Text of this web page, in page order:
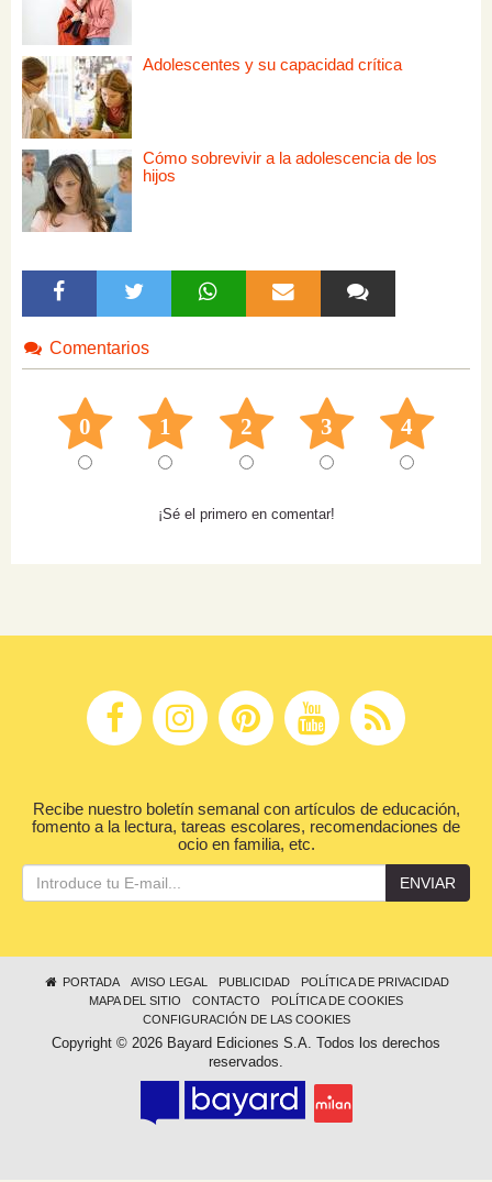
Adolescentes y su capacidad crítica
Cómo sobrevivir a la adolescencia de los
hijos
Comentarios
0 1 2 3 4
¡Sé el primero en comentar!
Recibe nuestro boletín semanal con artículos de educación,
fomento a la lectura, tareas escolares, recomendaciones de
ocio en familia, etc.
ENVIAR
PORTADA AVISO LEGAL PUBLICIDAD
POLÍTICA DE PRIVACIDAD
MAPA DEL SITIO
CONTACTO
POLÍTICA DE COOKIES
CONFIGURACIÓN DE LAS COOKIES
Copyright © 2026 Bayard Ediciones S.A. Todos los derechos
reservados.